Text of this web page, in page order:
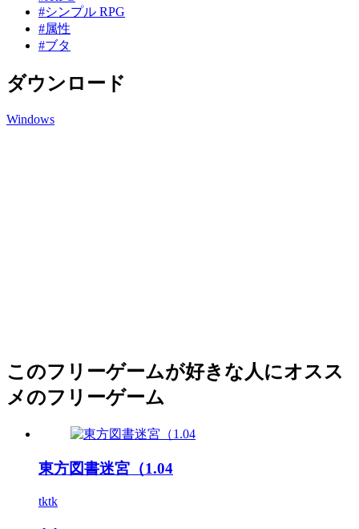
#シンプル RPG
#属性
#ブタ
ダウンロード
Windows
このフリーゲームが好きな人にオスス
メのフリーゲーム
東方図書迷宮（1.04
tktk